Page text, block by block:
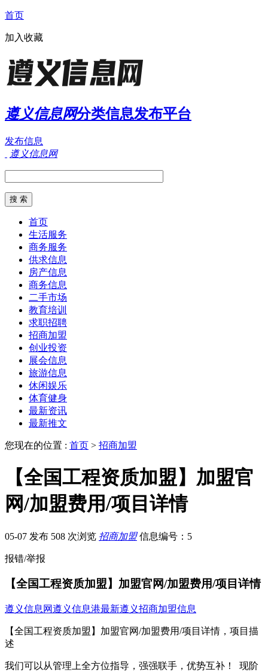
首页
加入收藏
遵义信息网分类信息发布平台
发布信息
遵义信息网
首页
生活服务
商务服务
供求信息
房产信息
商务信息
二手市场
教育培训
求职招聘
招商加盟
创业投资
展会信息
旅游信息
休闲娱乐
体育健身
最新资讯
最新推文
您现在的位置 : 首页 > 招商加盟
【全国工程资质加盟】加盟官
网/加盟费用/项目详情
05-07 发布 508 次浏览 招商加盟 信息编号：5
报错/举报
【全国工程资质加盟】加盟官网/加盟费用/项目详情
遵义信息网遵义信息港最新遵义招商加盟信息
【全国工程资质加盟】加盟官网/加盟费用/项目详情，项目描
述
我们可以从管理上全方位指导，强强联手，优势互补！ 现阶